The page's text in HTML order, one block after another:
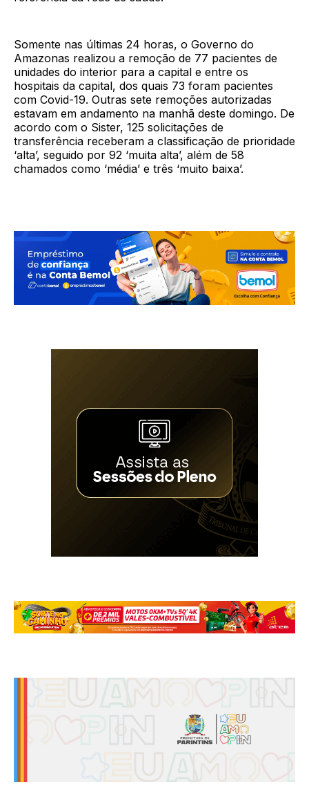
Somente nas últimas 24 horas, o Governo do
Amazonas realizou a remoção de 77 pacientes de
unidades do interior para a capital e entre os
hospitais da capital, dos quais 73 foram pacientes
com Covid-19. Outras sete remoções autorizadas
estavam em andamento na manhã deste domingo. De
acordo com o Sister, 125 solicitações de
transferência receberam a classificação de prioridade
‘alta’, seguido por 92 ‘muita alta’, além de 58
chamados como ‘média’ e três ‘muito baixa’.